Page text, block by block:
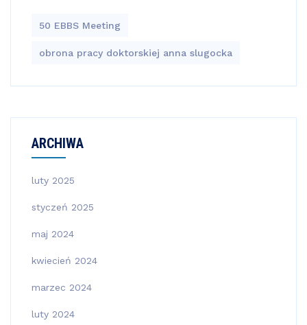
50 EBBS Meeting
obrona pracy doktorskiej anna slugocka
ARCHIWA
luty 2025
styczeń 2025
maj 2024
kwiecień 2024
marzec 2024
luty 2024